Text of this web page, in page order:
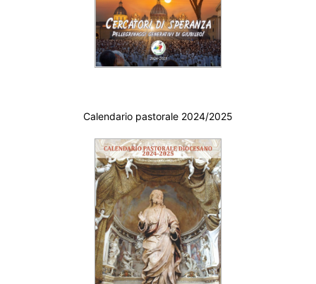
Calendario pastorale 2024/2025